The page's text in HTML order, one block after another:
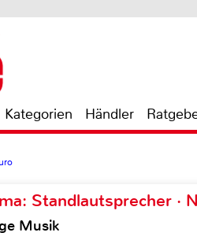
Kategorien Händler
Standlautsprecher ·
Musik